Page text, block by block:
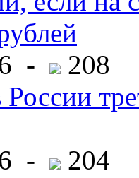
-
208
России
-
204